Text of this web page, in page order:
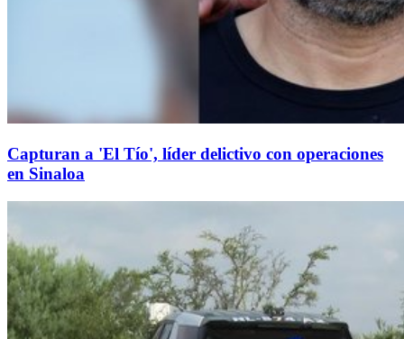
Capturan a 'El Tío', líder delictivo con operaciones
en Sinaloa